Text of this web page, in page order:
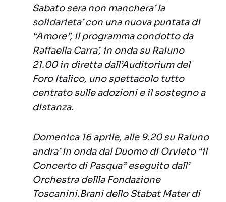
Sabato sera non manchera’ la
solidarieta’ con una nuova puntata di
“Amore”, il programma condotto da
Raffaella Carra’, in onda su Raiuno
21.00 in diretta dall’Auditorium del
Foro Italico, uno spettacolo tutto
centrato sulle adozioni e il sostegno a
distanza.
Domenica 16 aprile, alle 9.20 su Raiuno
andra’ in onda dal Duomo di Orvieto “il
Concerto di Pasqua” eseguito dall’
Orchestra dellla Fondazione
Toscanini.Brani dello Stabat Mater di